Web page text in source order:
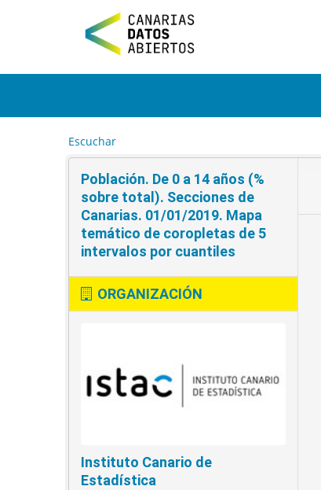
t
Escuchar
Población. De 0 a 14 años (%
sobre total). Secciones de
Canarias. 01/01/2019. Mapa
temático de coropletas de 5
intervalos por cuantiles
ORGANIZACIÓN
Instituto Canario de
Estadística